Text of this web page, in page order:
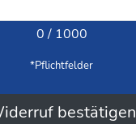
0 / 1000
*Pflichtfelder
bestätigen